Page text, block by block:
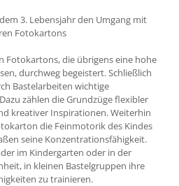
3. Lebensjahr den Umgang mit
Fotokartons
Fotokartons, die übrigens eine hohe
durchweg begeistert. Schließlich
Bastelarbeiten wichtige
zählen die Grundzüge flexibler
kreativer Inspirationen. Weiterhin
die Feinmotorik des Kindes
seine Konzentrationsfähigkeit.
im Kindergarten oder in der
in kleinen Bastelgruppen ihre
zu trainieren.